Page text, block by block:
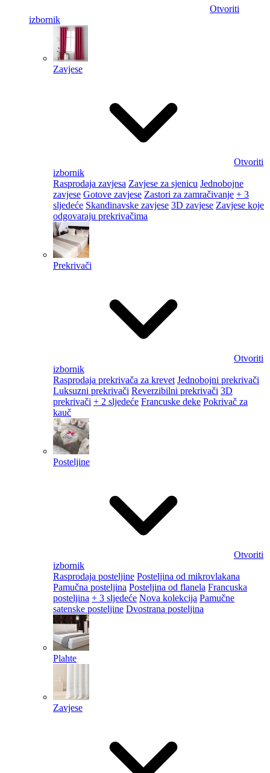
Otvoriti
izbornik
Zavjese
Otvoriti
izbornik
Rasprodaja zavjesa Zavjese za sjenicu Jednobojne
zavjese Gotove zavjese Zastori za zamračivanje + 3
sljedeće Skandinavske zavjese 3D zavjese Zavjese koje
odgovaraju prekrivačima
Prekrivači
Otvoriti
izbornik
Rasprodaja prekrivača za krevet Jednobojni prekrivači
Luksuzni prekrivači Reverzibilni prekrivači 3D
prekrivači + 2 sljedeće Francuske deke Pokrivač za
kauč
Posteljine
Otvoriti
izbornik
Rasprodaja posteljine Posteljina od mikrovlakana
Pamučna posteljina Posteljina od flanela Francuska
posteljina + 3 sljedeće Nova kolekcija Pamučne
satenske posteljine Dvostrana posteljina
Plahte
Zavjese